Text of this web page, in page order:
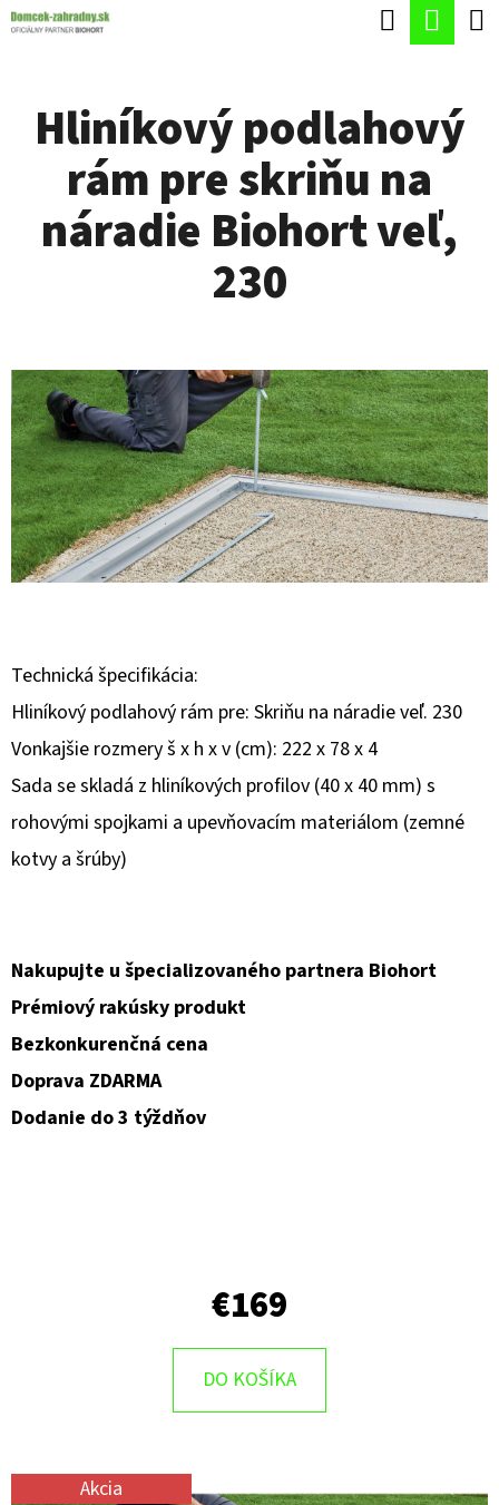
Prejsť
Hľadať
Hliníkový podlahový
rám pre skriňu na
náradie Biohort veľ,
230
Technická špecifikácia:
Hliníkový podlahový rám pre: Skriňu na náradie veľ. 230
Vonkajšie rozmery š x h x v (cm): 222 x 78 x 4
Sada se skladá z hliníkových profilov (40 x 40 mm) s
rohovými spojkami a upevňovacím materiálom (zemné
kotvy a šrúby)
Nakupujte u špecializovaného partnera Biohort
Prémiový rakúsky produkt
Bezkonkurenčná cena
Doprava ZDARMA
Dodanie do 3 týždňov
€169
DO KOŠÍKA
Akcia
K
E
B
U
J
E
T
E
Á
J
S
Ť
?
O
D
P
O